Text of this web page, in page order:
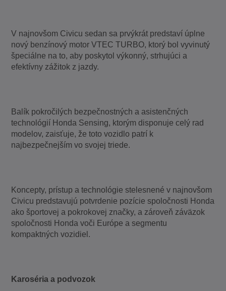
V najnovšom Civicu sedan sa prvýkrát predstaví úplne
nový benzínový motor VTEC TURBO, ktorý bol vyvinutý
špeciálne na to, aby poskytol výkonný, strhujúci a
efektívny zážitok z jazdy.
Balík pokročilých bezpečnostných a asistenčných
technológií Honda Sensing, ktorým disponuje celý rad
modelov, zaisťuje, že toto vozidlo patrí k
najbezpečnejším vo svojej triede.
Koncepty, prístup a technológie stelesnené v najnovšom
Civicu predstavujú potvrdenie pozície spoločnosti Honda
ako športovej a pokrokovej značky, a zároveň záväzok
spoločnosti Honda voči Európe a segmentu
kompaktných vozidiel.
Karoséria a podvozok